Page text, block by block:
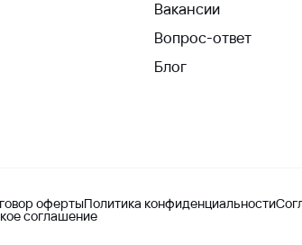
Вакансии
Вопрос-ответ
Блог
офертыПолитика конфиденциальности
соглашение